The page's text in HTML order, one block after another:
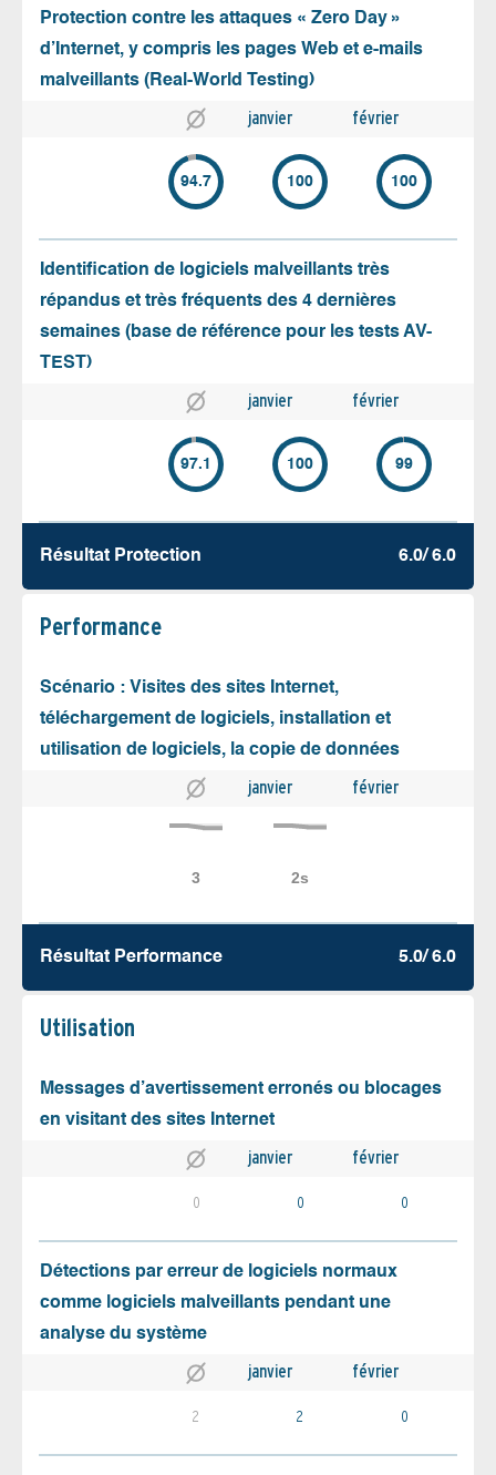
Protection contre les attaques « Zero Day »
d’Internet, y compris les pages Web et e-mails
malveillants (Real-World Testing)
janvier février
94.7 100 100
Identification de logiciels malveillants très
répandus et très fréquents des 4 dernières
semaines (base de référence pour les tests AV-
TEST)
janvier février
97.1 100 99
Résultat Protection 6.0/ 6.0
Performance
Scénario : Visites des sites Internet,
téléchargement de logiciels, installation et
utilisation de logiciels, la copie de données
janvier février
Résultat Performance 5.0/ 6.0
Utilisation
Messages d’avertissement erronés ou blocages
en visitant des sites Internet
janvier février
0 0 0
Détections par erreur de logiciels normaux
comme logiciels malveillants pendant une
analyse du système
janvier février
2 2 0